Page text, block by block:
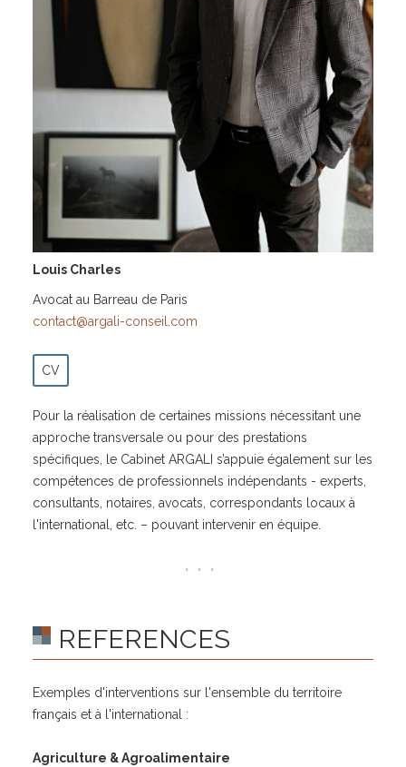
Louis Charles
Avocat au Barreau de Paris
contact@argali-conseil.com
CV
Pour la réalisation de certaines missions nécessitant une
approche transversale ou pour des prestations
spécifiques, le Cabinet ARGALI s’appuie également sur les
compétences de professionnels indépendants - experts,
consultants, notaires, avocats, correspondants locaux à
l'international, etc. – pouvant intervenir en équipe.
REFERENCES
Exemples d'interventions sur l'ensemble du territoire
français et à l'international :
Agriculture & Agroalimentaire